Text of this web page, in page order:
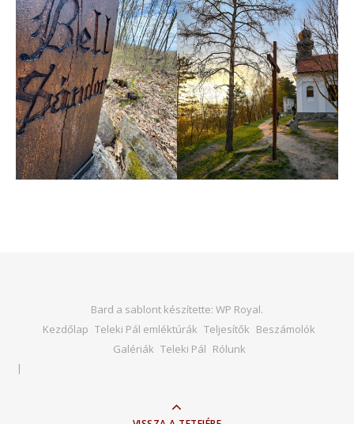
Bard a sablont készítette: WP Royal.
Kezdőlap Teleki Pál emléktúrák Teljesítők Beszámolók
Galériák Teleki Pál Rólunk